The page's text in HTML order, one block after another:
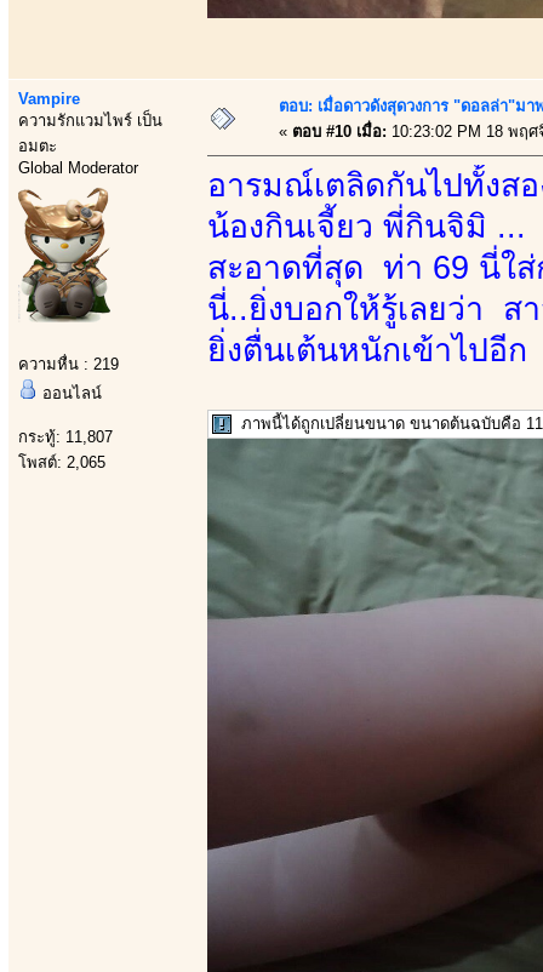
Vampire
ความรักแวมไพร์ เป็น
อมตะ
Global Moderator
ความหื่น : 219
ออนไลน์
กระทู้: 11,807
โพสต์: 2,065
ตอบ: เมื่อดาวดังสุดวงการ "ดอลล่า"มา
« ตอบ #10 เมื่อ: 10:23:02 PM 18 พฤ
อารมณ์เตลิดกันไปทั้งส
น้องกินเจี้ยว พี่กินจิมิ
สะอาดที่สุด ท่า 69 นี่ใ
นี่..ยิ่งบอกให้รู้เลยว่า
ยิ่งตื่นเต้นหนักเข้าไปอีก
ภาพนี้ได้ถูกเปลี่ยนขนาด ขนาดต้นฉบับคือ